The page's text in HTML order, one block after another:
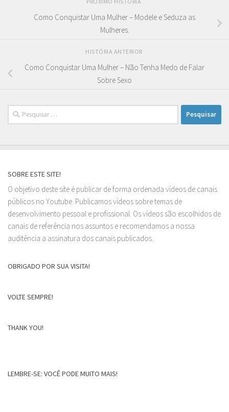
Como Conquistar Uma Mulher – Modele e Seduza as
Mulheres.
HISTÓRIA ANTERIOR
Como Conquistar Uma Mulher – Não Tenha Medo de Falar
Sobre Sexo
Pesquisar
por:
SOBRE ESTE SITE!
O objetivo deste site é publicar de forma ordenada vídeos de canais
públicos no Youtube. Publicamos vídeos sobre temas de
desenvolvimento pessoal e profissional. Os vídeos são escolhidos de
canais de referência nos assuntos e recomendamos a nossa
auditência a assinatura dos canais publicados.
OBRIGADO POR SUA VISITA!
VOLTE SEMPRE!
THANK YOU!
LEMBRE-SE: VOCÊ PODE MUITO MAIS!